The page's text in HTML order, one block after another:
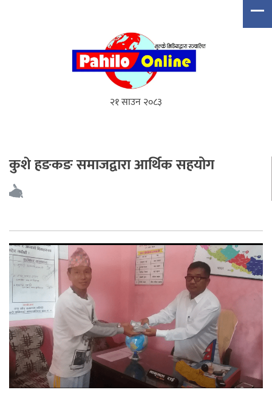
२१ साउन २०८३
कुशे हङकङ समाजद्वारा आर्थिक सहयोग